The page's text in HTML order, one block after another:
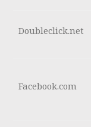
Doubleclick.net
Facebook.com